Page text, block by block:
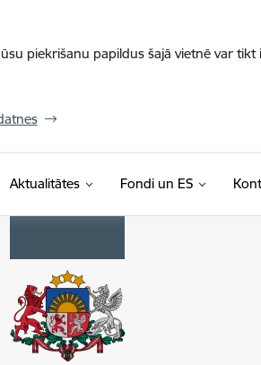
piekrišanu papildus šajā vietnē var
Aktualitātes Fondi un ES